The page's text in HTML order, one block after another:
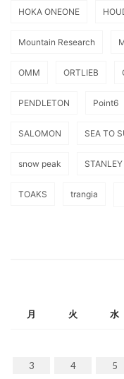
HOKA ONEONE
Mountain Research
OMM ORTLIEB
PENDLETON Point6
SALOMON SEA TO
snow peak STANLEY
TOAKS trangia
月 火 水
3
4 5